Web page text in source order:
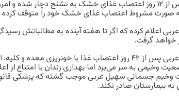
اوین پس از ۱۲ روز اعتصاب غذای خشک به تشنج دچار شده
صورت مشروط اعتصاب غذای خشک خود را متوقف
اعلام کرده که اگر تا هفته آینده به مطالباتش
خواهد گرفت.
سهیل عربی پس از ۴۲ روز اعتصاب غذا با خونریزی
وخیمی به سر می‌برد اما بهداری زندان با امتناع
جسمانی سهیل عربی موجب گشته که پزشکی
به بیمارستان صادر نکند.